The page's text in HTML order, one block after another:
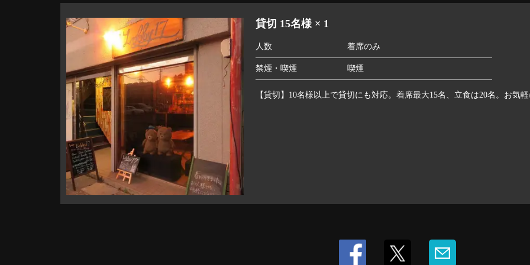
貸切 15名様 × 1
人数 着席のみ
禁煙・喫煙 喫煙
【貸切】10名様以上で貸切にも対応。着席最大15名、立食は20名。お気軽